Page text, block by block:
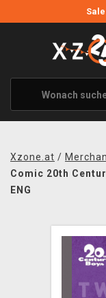
ANGEBOTE
ALLE MARKEN
XZONE
KLEIDUNG &
BÜCHER &
Xzone.at /
Comic 20th
ENG